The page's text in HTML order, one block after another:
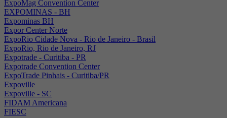
ExpoMag Convention Center
EXPOMINAS - BH
Expominas BH
Expor Center Norte
ExpoRio Cidade Nova - Rio de Janeiro - Brasil
ExpoRio, Rio de Janeiro, RJ
Expotrade - Curitiba - PR
Expotrade Convention Center
ExpoTrade Pinhais - Curitiba/PR
Expoville
Expoville - SC
FIDAM Americana
FIESC